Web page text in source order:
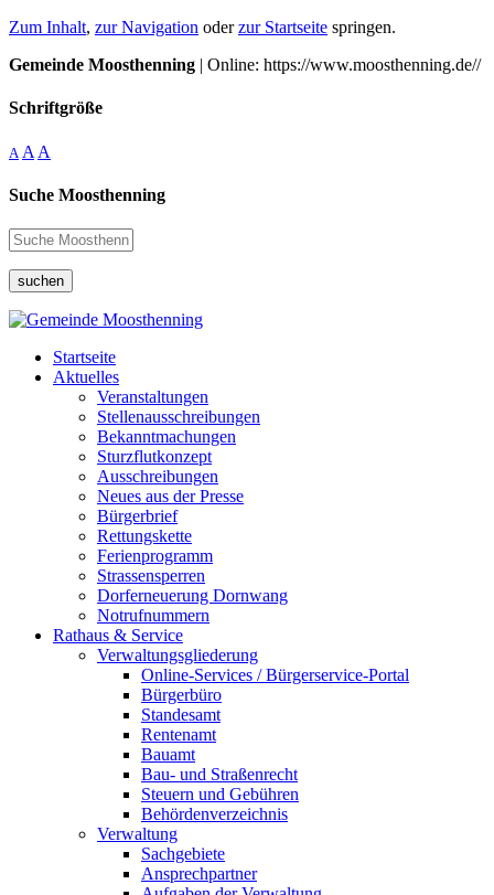
Zum Inhalt, zur Navigation oderzur Startseite springen.
Gemeinde Moosthenning | Online: https://www.moosthenning.de//
Schriftgröße
A A A
Suche Moosthenning
suchen
Startseite
Aktuelles
Veranstaltungen
Stellenausschreibungen
Bekanntmachungen
Sturzflutkonzept
Ausschreibungen
Neues aus der Presse
Bürgerbrief
Rettungskette
Ferienprogramm
Strassensperren
Dorferneuerung Dornwang
Notrufnummern
Rathaus & Service
Verwaltungsgliederung
Online-Services / Bürgerservice-Portal
Bürgerbüro
Standesamt
Rentenamt
Bauamt
Bau- und Straßenrecht
Steuern und Gebühren
Behördenverzeichnis
Verwaltung
Sachgebiete
Ansprechpartner